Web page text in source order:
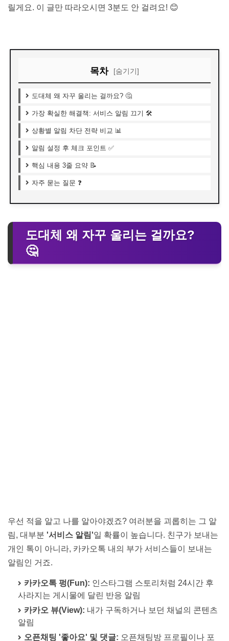
릴게요. 이 글만 따라오시면 3분도 안 걸려요! 😊
목차 [숨기기]
도대체 왜 자꾸 울리는 걸까요? 🤔
가장 확실한 해결책: 서비스 알림 끄기 🛠️
상황별 알림 차단 전략 비교 📊
알림 설정 후 체크 포인트 ✅
핵심 내용 3줄 요약 📝
자주 묻는 질문 ❓
도대체 왜 자꾸 울리는 걸까요?
🤔
우선 적을 알고 나를 알아야겠죠? 여러분을 괴롭히는 그 알
림, 대부분 '서비스 알림'일 확률이 높습니다. 친구가 보내는
개인 톡이 아니라, 카카오톡 내의 부가 서비스들이 보내는
알림인 거죠.
카카오톡 펑(Fun): 인스타그램 스토리처럼 24시간 후
사라지는 게시물에 달린 반응 알림
카카오 뷰(View): 내가 구독하거나 보던 채널의 콘텐츠
알림
오픈채팅 '좋아요' 및 댓글: 오픈채팅방 프로필이나 포